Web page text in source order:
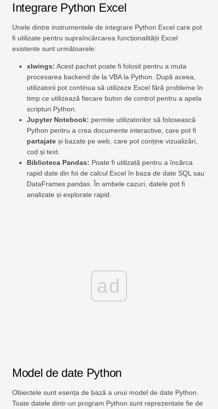
Integrare Python Excel
Unele dintre instrumentele de integrare Python Excel care pot
fi utilizate pentru supraîncărcarea funcționalității Excel
existente sunt următoarele:
xlwings: Acest pachet poate fi folosit pentru a muta
procesarea backend de la VBA la Python. După aceea,
utilizatorii pot continua să utilizeze Excel fără probleme în
timp ce utilizează fiecare buton de control pentru a apela
scripturi Python.
Jupyter Notebook: permite utilizatorilor să folosească
Python pentru a crea documente interactive, care pot fi
partajate și bazate pe web, care pot conține vizualizări,
cod și text.
Biblioteca Pandas: Poate fi utilizată pentru a încărca
rapid date din foi de calcul Excel în baza de date SQL sau
DataFrames pandas. În ambele cazuri, datele pot fi
analizate și explorate rapid.
ad
Model de date Python
Obiectele sunt esența de bază a unui model de date Python.
Toate datele dintr-un program Python sunt reprezentate fie de